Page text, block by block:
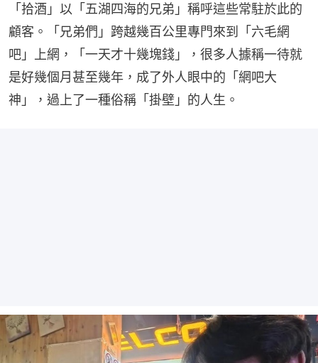
「拾酒」以「五湖四海的兄弟」稱呼這些常駐於此的
顧客。「兄弟們」跨越幾百公里專門來到「六毛網
吧」上網，「一天才十幾塊錢」，很多人據稱一待就
是好幾個月甚至幾年，成了外人眼中的「網吧大
神」，過上了一種俗稱「掛壁」的人生。